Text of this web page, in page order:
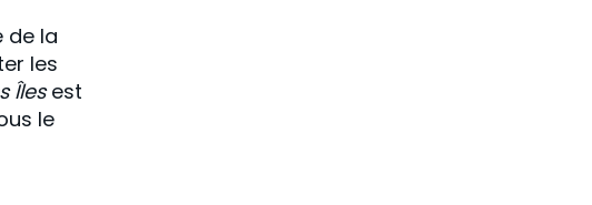
de la
les
Îlesest
le